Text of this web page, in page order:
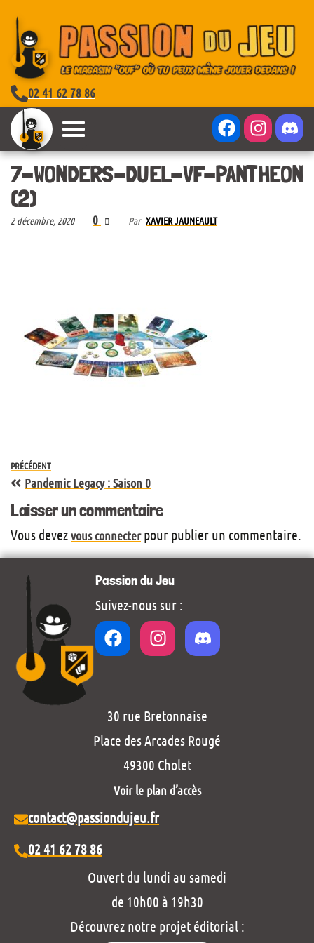
02 41 62 78 86
7-WONDERS-DUEL-VF-PANTHEON
(2)
2 décembre, 2020 0 Par XAVIER JAUNEAULT
PRÉCÉDENT
Pandemic Legacy : Saison 0
Laisser un commentaire
Vous devezvous connecterpour publier un commentaire.
Passion du Jeu
Suivez-nous sur :
30 rue Bretonnaise
Place des Arcades Rougé
49300 Cholet
Voir le plan d’accès
contact@passiondujeu.fr
02 41 62 78 86
Ouvert du lundi au samedi
de 10h00 à 19h30
Découvrez notre projet éditorial :